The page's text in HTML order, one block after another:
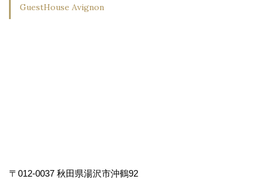
GuestHouse Avignon
〒012-0037 秋田県湯沢市沖鶴92